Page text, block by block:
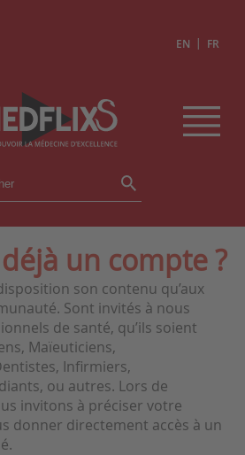
EN | FR
ÉVÉNEMENTS
INSTITUTIONS
DE PRESSE
EN RÉSUMÉ
un compte ?
son contenu qu’aux
Sont invités à nous
de santé, qu’ils soient
Maïeuticiens,
Infirmiers,
ou autres. Lors de
invitons à préciser votre
donner directement accès à un